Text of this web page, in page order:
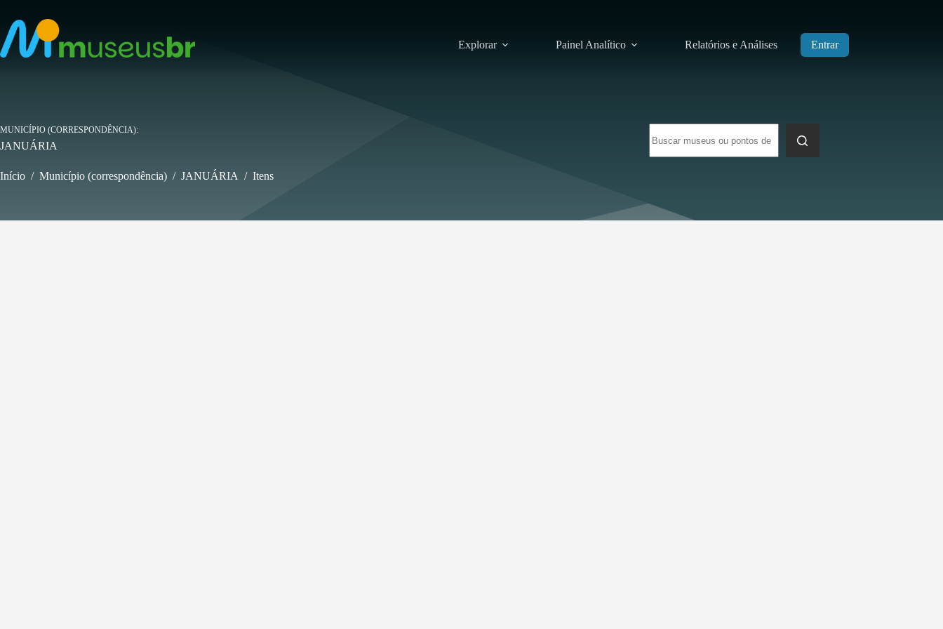
para
conteúdo
Explorar Painel Analítico Relatórios e Análises Entrar
resultados
MUNICÍPIO (CORRESPONDÊNCIA)
JANUÁRIA
Início / Município (correspondência) / JANUÁRIA / Itens